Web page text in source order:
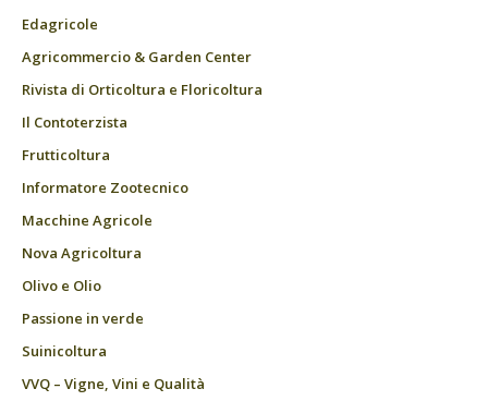
Edagricole
Agricommercio & Garden Center
Rivista di Orticoltura e Floricoltura
Il Contoterzista
Frutticoltura
Informatore Zootecnico
Macchine Agricole
Nova Agricoltura
Olivo e Olio
Passione in verde
Suinicoltura
VVQ – Vigne, Vini e Qualità